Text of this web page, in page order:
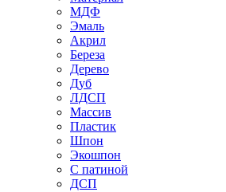
МДФ
Эмаль
Акрил
Береза
Дерево
Дуб
ЛДСП
Массив
Пластик
Шпон
Экошпон
С патиной
ДСП